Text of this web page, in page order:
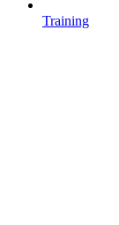
Training